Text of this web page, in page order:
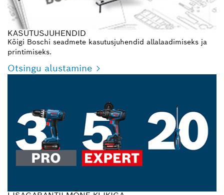
KASUTUSJUHENDID
Kõigi Boschi seadmete kasutusjuhendid allalaadimiseks ja
printimiseks.
Otsingu alustamine